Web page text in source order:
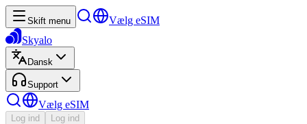
Skift menu
Vælg eSIM
Skyalo
Dansk
Support
Vælg eSIM
Log ind Log ind